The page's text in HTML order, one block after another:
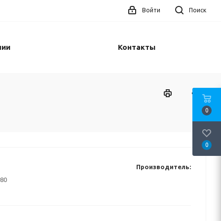
Поиск
Войти
Контакты
Производитель:
0
0